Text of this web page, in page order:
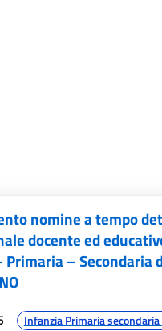
nomine a tempo
docente ed
– Secondaria
argomenti:
Infanzia Primaria